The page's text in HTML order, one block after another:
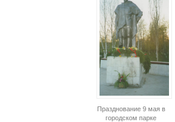
Празднование 9 мая в
городском парке